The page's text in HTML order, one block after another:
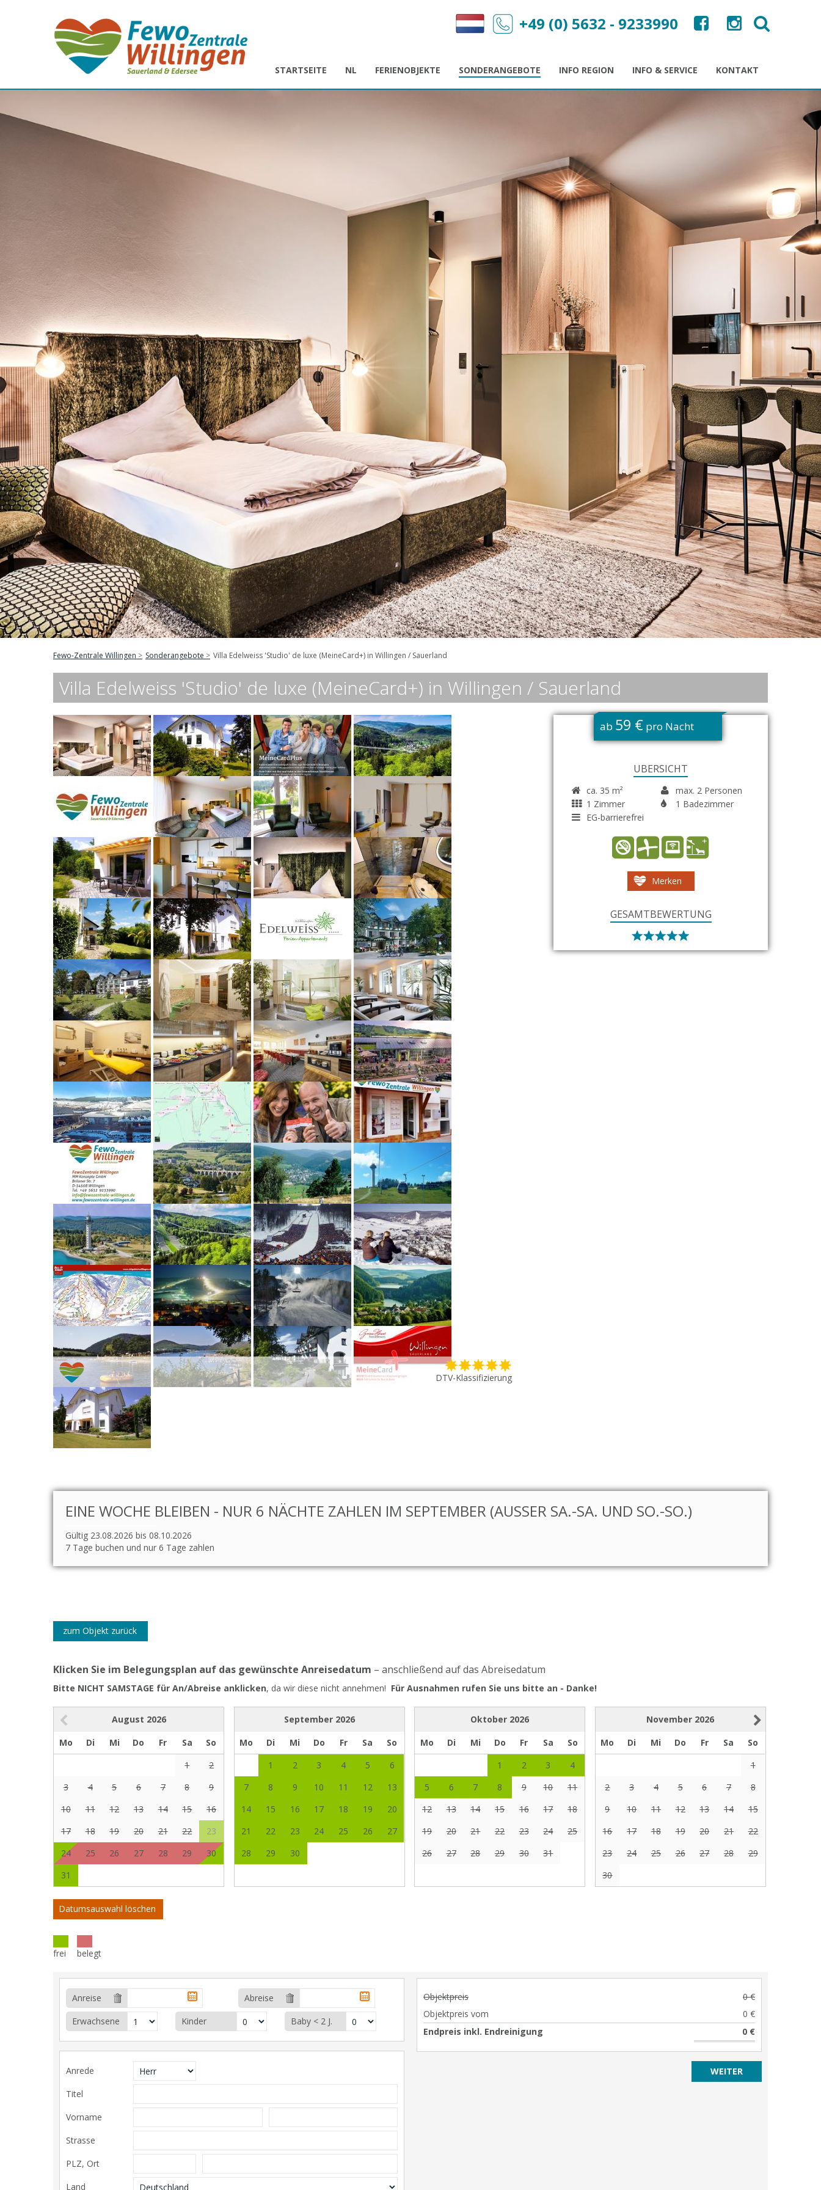
STARTSEITE NL FERIENOBJEKTE SONDERANGEBOTE INFO REGION INFO & SERVICE KONTAKT
+49 (0) 5632 - 9233990
Fewo-Zentrale Willingen Sonderangebote Villa Edelweiss 'Studio' de luxe (MeineCard+) in Willingen / Sauerland
Villa Edelweiss 'Studio' de luxe (MeineCard+) in Willingen / Sauerland
DTV-Klassifizierung
ab 59 € pro Nacht
ÜBERSICHT
ca. 35 m²
max. 2 Personen
1 Zimmer
1 Badezimmer
EG-barrierefrei
Merken
GESAMTBEWERTUNG
EINE WOCHE BLEIBEN - NUR 6 NÄCHTE ZAHLEN IM SEPTEMBER (AUSSER SA.-SA. UND SO.-SO.)
Gültig 23.08.2026 bis 08.10.2026
7 Tage buchen und nur 6 Tage zahlen
zum Objekt zurück
Klicken Sie im Belegungsplan auf das gewünschte Anreisedatum – anschließend auf das Abreisedatum
Bitte NICHT SAMSTAGE für An/Abreise anklicken, da wir diese nicht annehmen! Für Ausnahmen rufen Sie uns bitte an - Danke!
August 2026
Mo
Di Mi Do Fr Sa
So
1
2
3
4 5 6 7 8
9
10
11 12 13 14 15
16
17
18 19 20 21 22
23
24
25 26 27 28 29
30
31
September 2026
Mo
Di Mi Do Fr Sa
So
1
2 3 4 5
6
7
8 9 10 11 12
13
14
15 16 17 18 19
20
21
22 23 24 25 26
27
28
29 30
Oktober 2026
Mo
Di Mi Do Fr Sa
So
1
2 3
4
5
6 7 8 9 10
11
12
13 14 15 16 17
18
19
20 21 22 23 24
25
26
27 28 29 30 31
November 2026
Mo
Di Mi Do Fr Sa
So
1
2
3 4 5 6 7
8
9
10 11 12 13 14
15
16
17 18 19 20 21
22
23
24 25 26 27 28
29
30
Datumsauswahl löschen
frei belegt
Anreise
Abreise
Erwachsene
Kinder Baby < 2 J.
Anrede
Titel
Vorname
Strasse
PLZ, Ort
Land
Objektpreis
0 €
Objektpreis vom
0 €
Endpreis inkl. Endreinigung
0 €